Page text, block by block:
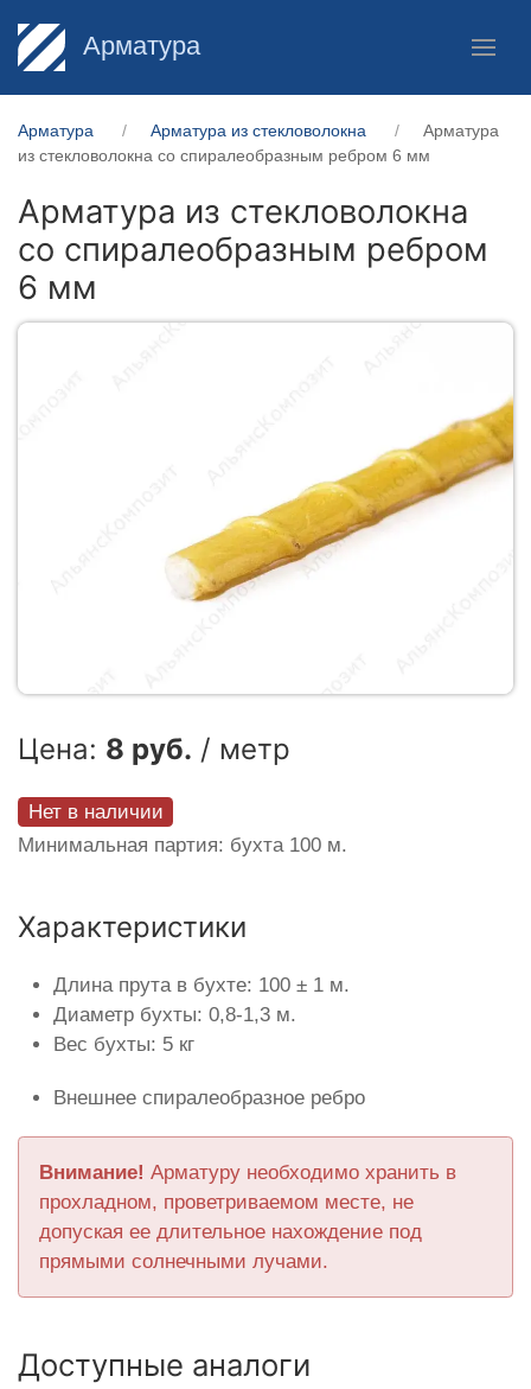
Арматура
Арматура Арматура из стекловолокна
Арматура
из стекловолокна со спиралеобразным ребром 6 мм
Арматура из стекловолокна
со спиралеобразным ребром
6 мм
Цена: 8 руб. / метр
Нет в наличии
Минимальная партия: бухта 100 м.
Характеристики
Длина прута в бухте: 100 ± 1 м.
Диаметр бухты: 0,8-1,3 м.
Вес бухты: 5 кг
Внешнее спиралеобразное ребро
Внимание! Арматуру необходимо хранить в
прохладном, проветриваемом месте, не
допуская ее длительное нахождение под
прямыми солнечными лучами.
Доступные аналоги